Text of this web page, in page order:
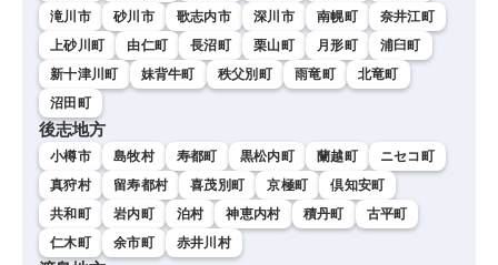
滝川市
砂川市 歌志内市 深川市 南幌町
奈井江町
上砂川町
由仁町 長沼町 栗山町 月形町
浦臼町
新十津川町
妹背牛町 秩父別町 雨竜町
北竜町
沼田町
後志地方
小樽市 島牧村 寿都町 黒松内町 蘭越町
ニセコ町
真狩村
留寿都村 喜茂別町 京極町
倶知安町
共和町
岩内町 泊村 神恵内村 積丹町
古平町
仁木町
余市町 赤井川村